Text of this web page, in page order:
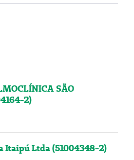
SÃO
2)
Itaipú Ltda (51004348-2)